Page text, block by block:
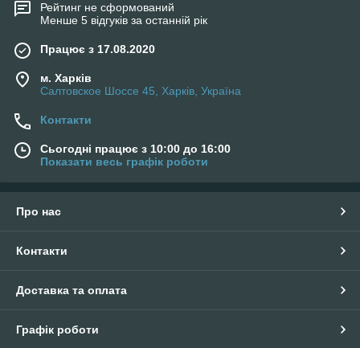
Рейтинг не сформований
Менше 5 відгуків за останній рік
Працює з 17.08.2020
м. Харків
Салтовское Шоссе 45, Харків, Україна
Контакти
Сьогодні працює з 10:00 до 16:00
Показати весь графік роботи
Про нас
Контакти
Доставка та оплата
Графік роботи